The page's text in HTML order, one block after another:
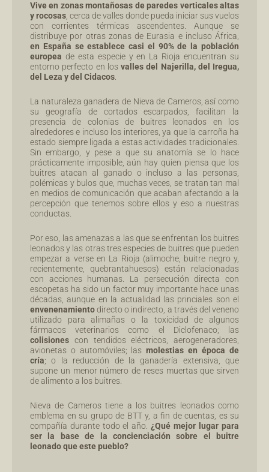
Vive en zonas montañosas de paredes verticales altas
y rocosas , cerca de valles donde pueda iniciar sus vuelos
con corrientes térmicas ascendentes. Aunque se
distribuye por otras zonas de Eurasia e incluso África,
en España se establece casi el 90% de la población
europea de esta especie y en La Rioja encuentran su
entorno perfecto en los valles del Najerilla, del Iregua,
del Leza y del Cidacos
La naturaleza ganadera de Nieva de Cameros, así como
su geografía de cortados escarpados, facilitan la
presencia de colonias de buitres leonados en los
alrededores e incluso los interiores, ya que la carroña ha
estado siempre ligada a estas actividades tradicionales.
Sin embargo, y pese a que su anatomía se lo hace
prácticamente imposible, aún hay quien piensa que los
buitres atacan al ganado o incluso a las personas,
polémicas y bulos que, muchas veces, se tratan tan mal
en medios de comunicación que acaban afectando a la
percepción que tenemos sobre ellos y eso a nuestras
conductas.
Por eso, las amenazas a las que se enfrentan los buitres
leonados y las otras tres especies de buitres que pueden
empezar a verse en La Rioja (alimoche, buitre negro y,
recientemente, quebrantahuesos) están relacionadas
con acciones humanas. La persecución directa con
escopetas ha sido un factor muy importante hace unas
décadas, aunque en la actualidad las princiales son el
envenenamientodirecto o indirecto, a través del veneno
utilizado para alimañas o la toxicidad de algunos
fármacos veterinarios como el Diclofenaco; las
colisiones con tendidos eléctricos, aerogeneradores,
avionetas o automóviles; las molestias en época de
cría; o la reducción de la ganadería extensiva, que
supone un menor número de reses muertas que sirven
de alimento a los buitres.
Nieva de Cameros tiene a los buitres leonados como
emblema en su grupo de BTT y, a fin de cuentas, es su
compañía durante todo el año. ¿Qué mejor lugar para
ser la base de la concienciación sobre el buitre
leonado que este pueblo?